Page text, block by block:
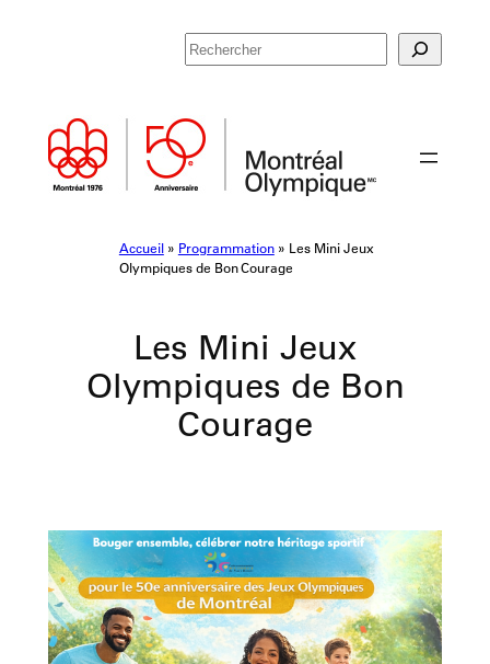
e
r
c
Accueil » Programmation» Les Mini Jeux
Olympiques de Bon Courage
Les Mini Jeux
Olympiques de Bon
Courage